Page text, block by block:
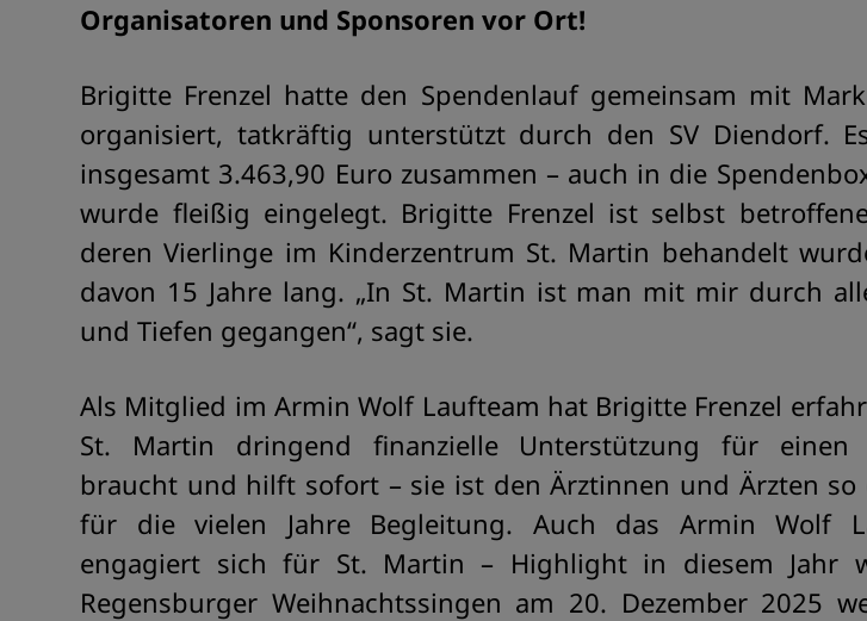
Organisatoren und Sponsoren vor Ort!
Brigitte Frenzel hatte den Spendenlauf gemeinsam mit
organisiert, tatkräftig unterstützt durch den SV Diendorf.
insgesamt 3.463,90 Euro zusammen – auch in die
wurde fleißig eingelegt. Brigitte Frenzel ist selbst
deren Vierlinge im Kinderzentrum St. Martin behandelt
davon 15 Jahre lang. „In St. Martin ist man mit mir durch
und Tiefen gegangen“, sagt sie.
Als Mitglied im Armin Wolf Laufteam hat Brigitte Frenzel
St. Martin dringend finanzielle Unterstützung für einen
braucht und hilft sofort – sie ist den Ärztinnen und Ärzten so
für die vielen Jahre Begleitung. Auch das Armin Wolf
engagiert sich für St. Martin – Highlight in diesem Jahr
Regensburger Weihnachtssingen am 20. Dezember 2025